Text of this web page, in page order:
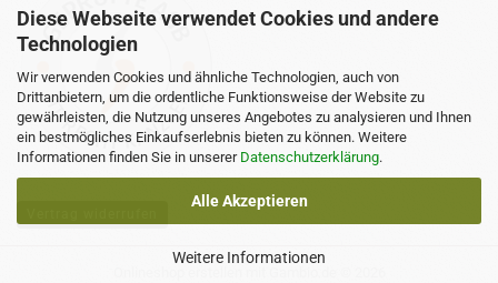
Diese Webseite verwendet Cookies und andere
Technologien
Wir verwenden Cookies und ähnliche Technologien, auch von
Drittanbietern, um die ordentliche Funktionsweise der Website zu
gewährleisten, die Nutzung unseres Angebotes zu analysieren und Ihnen
ein bestmögliches Einkaufserlebnis bieten zu können. Weitere
Informationen finden Sie in unserer Datenschutzerklärung.
Alle Akzeptieren
Weitere Informationen